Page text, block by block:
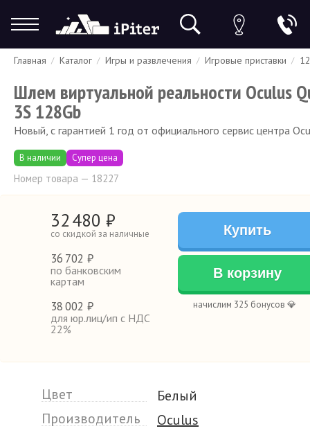
Гарантия Доставка и оплата Спецпредложения Скидки
Главная Каталог Игры и развлечения Игровые приставки
Шлем виртуальной реальности Oculus
3S 128Gb
Новый, с гарантией 1 год от официального сервис центра
В наличии Супер цена
Номер товара — 18227
32480 ₽
со скидкой за наличные
36 702 ₽
по банковским
картам
38002 ₽
для юр.лиц/ип с НДС
22%
Купить
В корзину
начислим 325 бонусов 💎
Цвет
Белый
Производитель
Oculus